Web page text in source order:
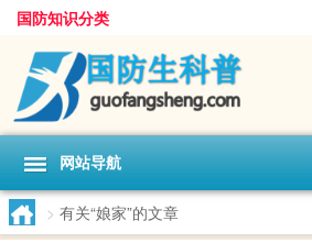
国防知识分类
网站导航
> 有关“娘家”的文章